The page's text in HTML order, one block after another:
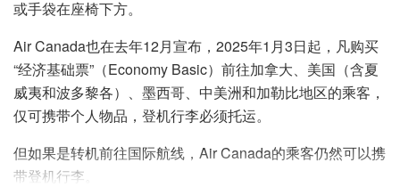
或手袋在座椅下方。
Air Canada也在去年12月宣布，2025年1月3日起，凡购买
“经济基础票”（Economy Basic）前往加拿大、美国（含夏
威夷和波多黎各）、墨西哥、中美洲和加勒比地区的乘客，
仅可携带个人物品，登机行李必须托运。
但如果是转机前往国际航线，Air Canada的乘客仍然可以携
带登机行李。